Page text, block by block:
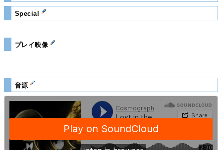
Special
プレイ映像
音源